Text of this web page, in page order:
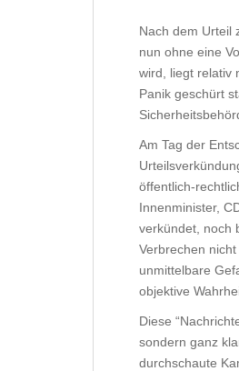
Nach dem Urteil
nun ohne eine
wird, liegt relativ
Panik geschürt
Am Tag der
öffentlich-
Innenminister,
verkündet, noch
Verbrechen
unmittelbare
objektive
Diese
sondern ganz
durchschaute